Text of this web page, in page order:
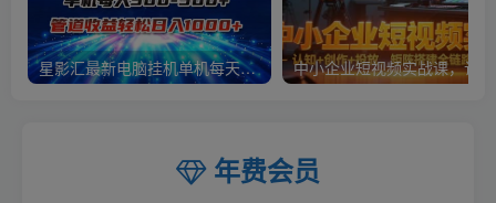
星影汇最新电脑挂机单机每天300+团队管道收益轻松日入1000+
年费会员